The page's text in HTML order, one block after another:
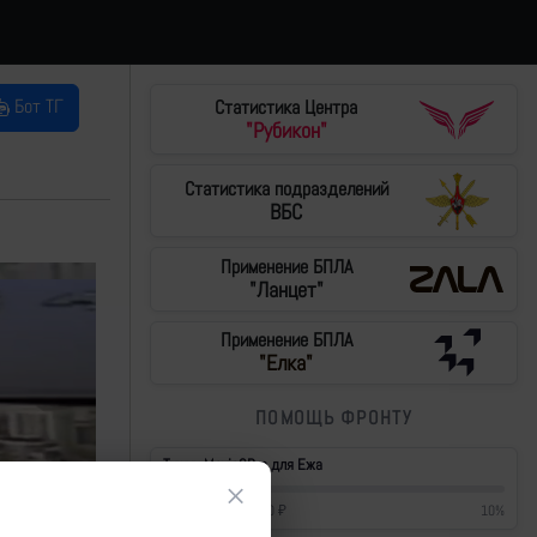
Бот ТГ
Статистика Центра
"Рубикон"
Статистика подразделений
ВБС
Применение БПЛА
"Ланцет"
Применение БПЛА
"Елка"
ПОМОЩЬ ФРОНТУ
Тушки Mavic3Pro для Ежа
430 000 ₽ 10%
×